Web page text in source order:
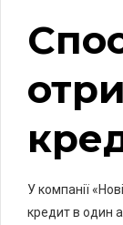
У компанії
кредит в один